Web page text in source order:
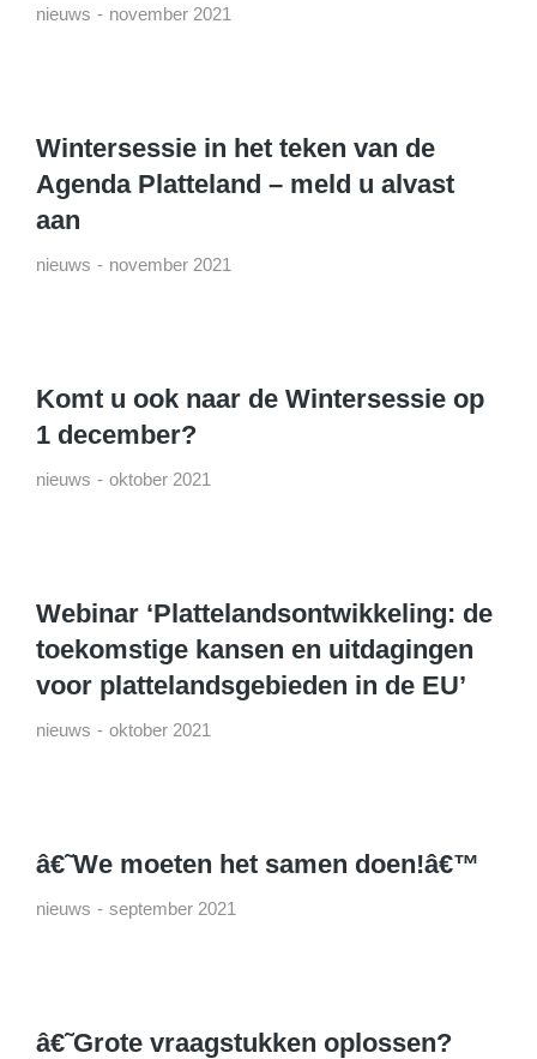
nieuws november 2021
Wintersessie in het teken van de
Agenda Platteland – meld u alvast
aan
nieuws november 2021
Komt u ook naar de Wintersessie op
1 december?
nieuws oktober 2021
Webinar ‘Plattelandsontwikkeling: de
toekomstige kansen en uitdagingen
voor plattelandsgebieden in de EU’
nieuws oktober 2021
â€˜We moeten het samen doen!â€™
nieuws september 2021
â€˜Grote vraagstukken oplossen?